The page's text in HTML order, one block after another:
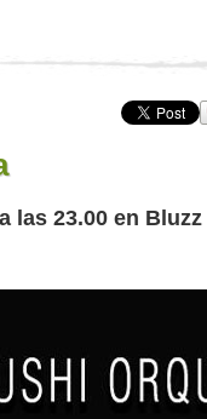
las 23.00 en